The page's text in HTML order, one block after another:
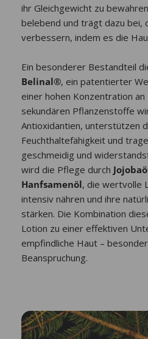
ihr Gleichgewicht zu
belebend und trägt dazu bei,
verbessern, indem es die
Ein besonderer Bestandteil
Belinal®, ein patentierter
einer hohen Konzentration
sekundären Pflanzenstoffe
Antioxidantien, unterstützen
Feuchthaltefähigkeit und
geschmeidig und
wird die Pflege durch
Hanfsamenöl, die wertvolle
intensiv nähren und ihre
stärken. Die Kombination
Lotion zu einer effektiven
empfindliche Haut –
Beanspruchung.